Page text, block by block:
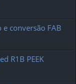
e conversão FAB
R1B PEEK